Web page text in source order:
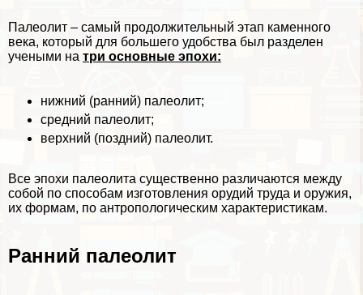
Палеолит – самый продолжительный этап каменного
века, который для большего удобства был разделен
учеными на три основные эпохи:
нижний (ранний) палеолит;
средний палеолит;
верхний (поздний) палеолит.
Все эпохи палеолита существенно различаются между
собой по способам изготовления орудий труда и оружия,
их формам, по антропологическим хаpaктеристикам.
Ранний палеолит